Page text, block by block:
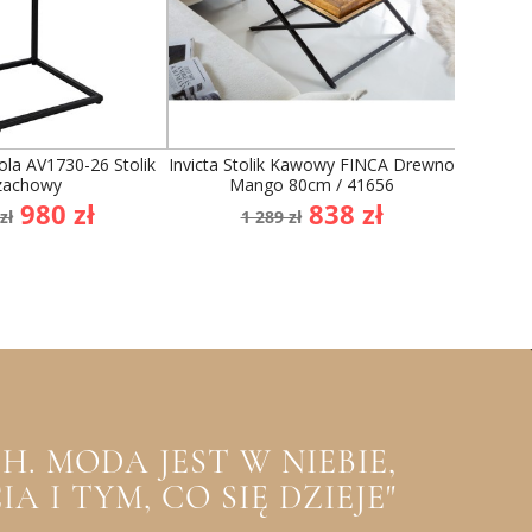
AV1730-26 Stolik
Cena
980 zł
Invicta Stolik Kawowy FINCA Drewno
Mango 80cm / 41656
Cena
podstawowa
1 289 zł Cena
838 zł
MODA JEST W NIEBIE,
I TYM, CO SIĘ DZIEJE"